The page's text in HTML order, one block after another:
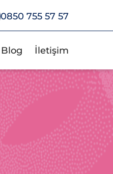
0850 755 57 57
Blog İletişim